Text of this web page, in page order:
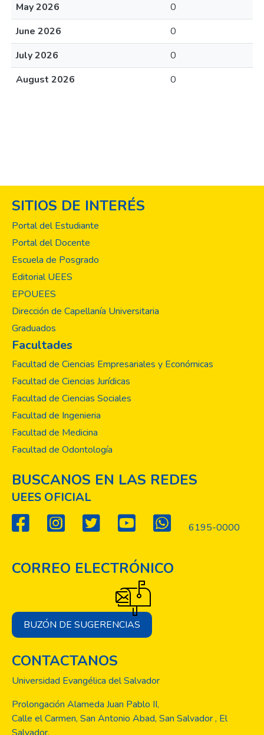
May 2026
0
June 2026
0
July 2026
0
August 2026
0
SITIOS DE INTERÉS
Portal del Estudiante
Portal del Docente
Escuela de Posgrado
Editorial UEES
EPOUEES
Dirección de Capellanía Universitaria
Graduados
Facultades
Facultad de Ciencias Empresariales y Económicas
Facultad de Ciencias Jurídicas
Facultad de Ciencias Sociales
Facultad de Ingenieria
Facultad de Medicina
Facultad de Odontología
BUSCANOS EN LAS REDES
UEES OFICIAL
6195-0000
CORREO ELECTRÓNICO
BUZÓN DE SUGERENCIAS
CONTACTANOS
Universidad Evangélica del Salvador
Prolongación Alameda Juan Pablo II,
Calle el Carmen, San Antonio Abad, San Salvador , El